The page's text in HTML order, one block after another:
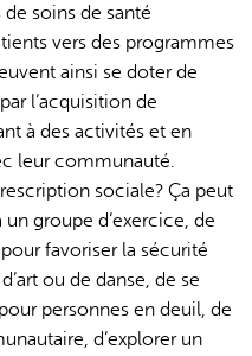
soins de santé
vers des programmes
ainsi se doter de
l’acquisition de
à des activités et en
leur communauté.
sociale? Ça peut
groupe d’exercice, de
favoriser la sécurité
ou de danse, de se
personnes en deuil, de
d’explorer un